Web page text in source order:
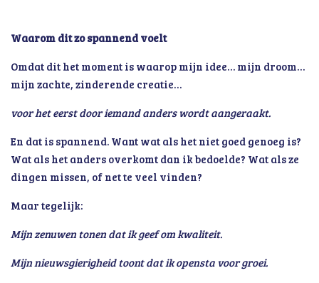
Waarom dit zo spannend voelt
Omdat dit het moment is waarop mijn idee… mijn droom…
mijn zachte, zinderende creatie…
voor het eerst door iemand anders wordt aangeraakt.
En dat is spannend. Want wat als het niet goed genoeg is?
Wat als het anders overkomt dan ik bedoelde? Wat als ze
dingen missen, of net te veel vinden?
Maar tegelijk:
Mijn zenuwen tonen dat ik geef om kwaliteit.
Mijn nieuwsgierigheid toont dat ik opensta voor groei.